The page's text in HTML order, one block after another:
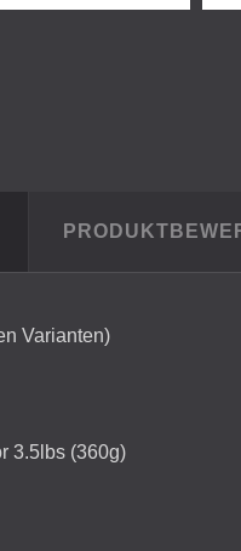
Varianten)
3.5lbs (360g)